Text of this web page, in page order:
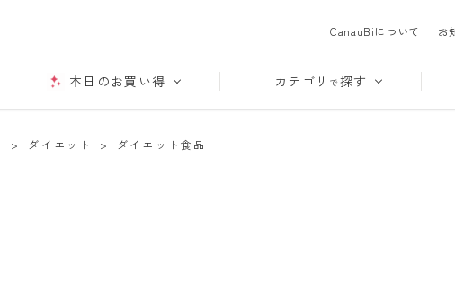
CanauBiについて お
本日のお買い得 カテゴリ で探す
> ダイエット > ダイエット食品